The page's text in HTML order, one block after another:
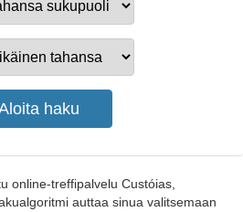
online-treffipalvelu Custóias,
auttaa sinua valitsemaan